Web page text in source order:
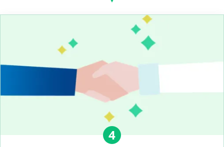
4